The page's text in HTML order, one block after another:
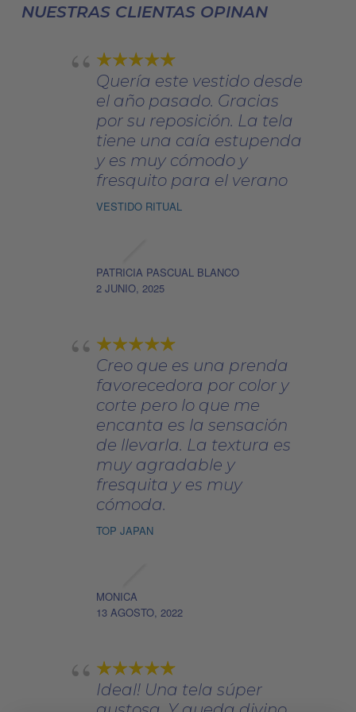
en
de
producto
NUESTRAS CLIENTAS OPINAN
Quería este vestido desde
el año pasado. Gracias
por su reposición. La tela
tiene una caía estupenda
y es muy cómodo y
fresquito para el verano
VESTIDO RITUAL
PATRICIA PASCUAL BLANCO
2 JUNIO, 2025
Creo que es una prenda
favorecedora por color y
corte pero lo que me
encanta es la sensación
de llevarla. La textura es
muy agradable y
fresquita y es muy
cómoda.
TOP JAPAN
MONICA
13 AGOSTO, 2022
Ideal! Una tela súper